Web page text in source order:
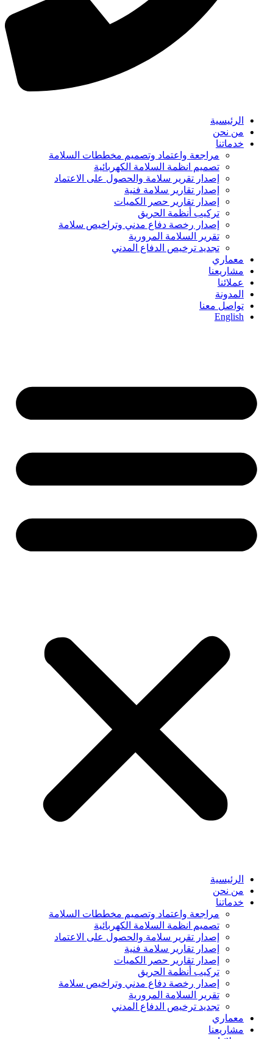
الرئيسية
من نحن
خدماتنا
مراجعة واعتماد وتصميم مخططات السلامة
تصميم انظمة السلامة الكهربائية
إصدار تقرير سلامة والحصول على الاعتماد
إصدار تقارير سلامة فنية
إصدار تقارير حصر الكميات
تركيب أنظمة الحريق
إصدار رخصة دفاع مدني وتراخيص سلامة
تقرير السلامة المرورية
تجديد ترخيص الدفاع المدني
معماري
مشاريعنا
عملائنا
المدونة
تواصل معنا
English
الرئيسية
من نحن
خدماتنا
مراجعة واعتماد وتصميم مخططات السلامة
تصميم انظمة السلامة الكهربائية
إصدار تقرير سلامة والحصول على الاعتماد
إصدار تقارير سلامة فنية
إصدار تقارير حصر الكميات
تركيب أنظمة الحريق
إصدار رخصة دفاع مدني وتراخيص سلامة
تقرير السلامة المرورية
تجديد ترخيص الدفاع المدني
معماري
مشاريعنا